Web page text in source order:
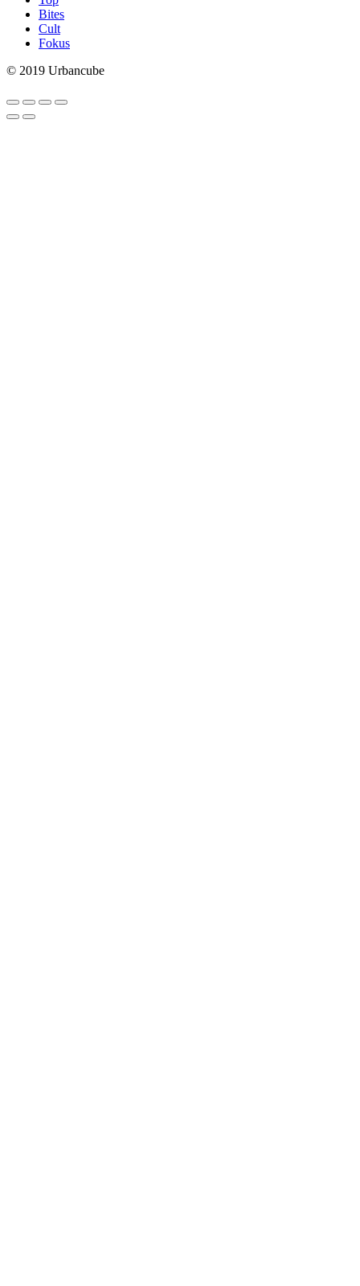
Bites
Cult
Fokus
© 2019 Urbancube